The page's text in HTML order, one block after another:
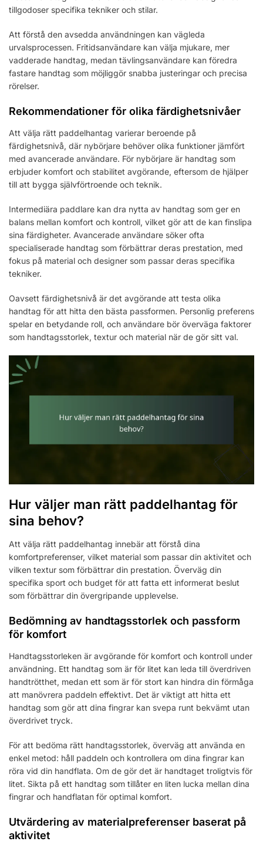
tillgodoser specifika tekniker och stilar.
Att förstå den avsedda användningen kan vägleda
urvalsprocessen. Fritidsanvändare kan välja mjukare, mer
vadderade handtag, medan tävlingsanvändare kan föredra
fastare handtag som möjliggör snabba justeringar och precisa
rörelser.
Rekommendationer för olika färdighetsnivåer
Att välja rätt paddelhantag varierar beroende på
färdighetsnivå, där nybörjare behöver olika funktioner jämfört
med avancerade användare. För nybörjare är handtag som
erbjuder komfort och stabilitet avgörande, eftersom de hjälper
till att bygga självförtroende och teknik.
Intermediära paddlare kan dra nytta av handtag som ger en
balans mellan komfort och kontroll, vilket gör att de kan finslipa
sina färdigheter. Avancerade användare söker ofta
specialiserade handtag som förbättrar deras prestation, med
fokus på material och designer som passar deras specifika
tekniker.
Oavsett färdighetsnivå är det avgörande att testa olika
handtag för att hitta den bästa passformen. Personlig preferens
spelar en betydande roll, och användare bör överväga faktorer
som handtagsstorlek, textur och material när de gör sitt val.
Hur väljer man rätt paddelhantag för
sina behov?
Att välja rätt paddelhantag innebär att förstå dina
komfortpreferenser, vilket material som passar din aktivitet och
vilken textur som förbättrar din prestation. Överväg din
specifika sport och budget för att fatta ett informerat beslut
som förbättrar din övergripande upplevelse.
Bedömning av handtagsstorlek och passform
för komfort
Handtagsstorleken är avgörande för komfort och kontroll under
användning. Ett handtag som är för litet kan leda till överdriven
handtrötthet, medan ett som är för stort kan hindra din förmåga
att manövrera paddeln effektivt. Det är viktigt att hitta ett
handtag som gör att dina fingrar kan svepa runt bekvämt utan
överdrivet tryck.
För att bedöma rätt handtagsstorlek, överväg att använda en
enkel metod: håll paddeln och kontrollera om dina fingrar kan
röra vid din handflata. Om de gör det är handtaget troligtvis för
litet. Sikta på ett handtag som tillåter en liten lucka mellan dina
fingrar och handflatan för optimal komfort.
Utvärdering av materialpreferenser baserat på
aktivitet